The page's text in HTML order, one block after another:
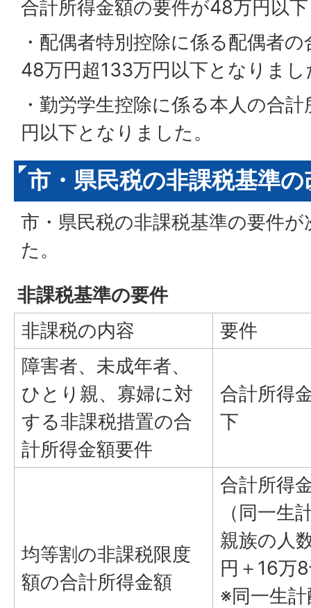
合計所得金額の要件が48万円以
・配偶者特別控除に係る配偶者
48万円超133万円以下となりまし
・勤労学生控除に係る本人の合
円以下となりました。
市・県民税の非課税基準の
市・県民税の非課税基準の要件
た。
非課税基準の要件
非課税の内容
要件
障害者、未成年者、
ひとり親、寡婦に対
する非課税措置の合
計所得金額要件
合計所得
下
均等割の非課税限度
額の合計所得金額
合計所得
（同一生
親族の人
円＋16万
※同一生